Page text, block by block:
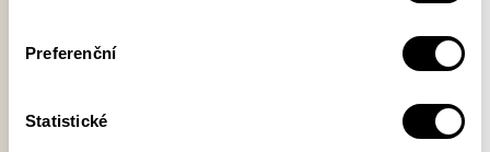
Preferenční
Statistické